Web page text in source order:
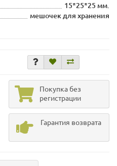
15*25*25 мм.
мешочек для хранения
Покупка без
регистрации
Гарантия возврата